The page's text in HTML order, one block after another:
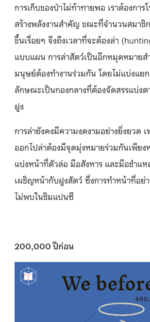
การเก็บของป่าไม่ท้าทายพอ เราต้องการ
สร้างพลังงานสำคัญ ขณะที่จำนวนสมาชิ
ขึ้นเรื่อยๆ จึงถึงเวลาที่จะต้องล่า
แบบแผน การล่าสัตว์เป็นอีกหมุดหมาย
มนุษย์ต้องทำงานร่วมกัน โดยไม่แบ่งแย
ลักษณะเป็นกองกลางที่ต้องจัดสรรแบ่ง
ฝูง
การล่ายังคงมีความงดงามอย่างยิ่งยวด
ออกไปล่าต้องมีจุดมุ่งหมายร่วมกันเพียง
แบ่งหน้าที่ตัวล่อ มือสังหาร และมือชำแห
เผชิญหน้ากับฝูงสัตว์ ซึ่งการทำหน้าที่อย่า
ไม่พบในชิมแปนซี
200,000ปีก่อน